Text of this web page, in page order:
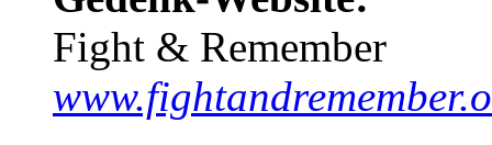
Fight & Remember